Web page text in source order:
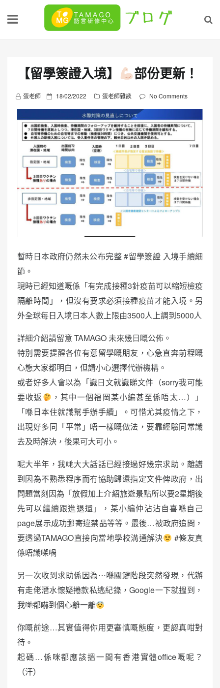
【留學簽證入境】 部份更新！
蛋老師
P
o
s
t
e
d
o
n
18/02/2022 蛋老師雜談 No Comments
暫時日本政府仍然未公布完整 #留學簽證 入境手續細
節。
現時已經知道嘅係「有完成接種3針疫苗可以縮短檢疫
隔離時間」，但沒有要求必須接種疫苗才能入境。另
外全球每日入境日本人數上限由3500人上調到5000人
詳細介紹請留意 TAMAGO 未來幾日嘅公佈。
特別需要提醒各位有意留學嘅朋友，心急直奔前程嘅
心態大家都明白，但請小心選擇代辦機構。
或者好多人會以為「識日文就識睇文件（sorry我可能
要收返
，其中一個福岡某小編甚至係唔太…）」
「喺日本住就識幫手辦手續」。可惜尤其疫情之下，
出現好多同「平常」唔一樣嘅做法，要靠經驗同常識
去及時解決，後果可大可小。
呢大半年，我哋大大話話已經接過好幾宗求助。離譜
到因為不熟悉程序而冇協助歸還指定文件俾政府，出
問題當刻因為「放假加上介紹旅遊景點所以要2星期後
先可以繼續跟進退還」，某小編仲沾沾自喜喺自己
page展示成功郵寄違禁品等等。最後…被政府追問，
要透過TAMAGO直接向當地學校溝通解決
#條友真
係唔識㗎喎
另一次收到求助係因為⋯喺關鍵階段突然發現，代辦
有走佬潛水懷疑捲款私逃紀錄，Google一下就搵到，
我哋都嚇到個心離一離
你嘅前途…其實值得你用更審慎嘅態度，更認真咁對
待。
起碼…係咪都應該搵一間有香港實體office嘅呢？
（汗）